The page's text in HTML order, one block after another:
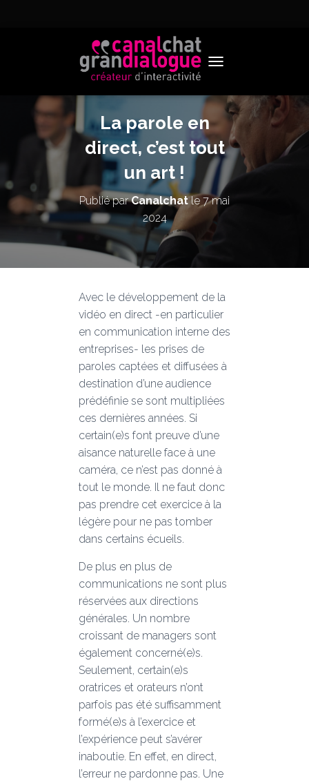
La parole en
direct, c’est tout
un art !
Publié parCanalchatle 7 mai
2024
Avec le développement de la
vidéo en direct -en particulier
en communication interne des
entreprises- les prises de
paroles captées et diffusées à
destination d’une audience
prédéfinie se sont multipliées
ces dernières années. Si
certain(e)s font preuve d’une
aisance naturelle face à une
caméra, ce n’est pas donné à
tout le monde. Il ne faut donc
pas prendre cet exercice à la
légère pour ne pas tomber
dans certains écueils.
De plus en plus de
communications ne sont plus
réservées aux directions
générales. Un nombre
croissant de managers sont
également concerné(e)s.
Seulement, certain(e)s
oratrices et orateurs n’ont
parfois pas été suffisamment
formé(e)s à l’exercice et
l’expérience peut s’avérer
inaboutie. En effet, en direct,
l’erreur ne pardonne pas. Une